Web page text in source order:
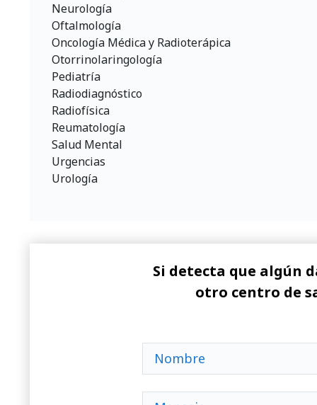
Neurología
Oftalmología
Oncología Médica y Radioterápica
Otorrinolaringología
Pediatría
Radiodiagnóstico
Radiofísica
Reumatología
Salud Mental
Urgencias
Urología
Si detecta que algún
otro centro de